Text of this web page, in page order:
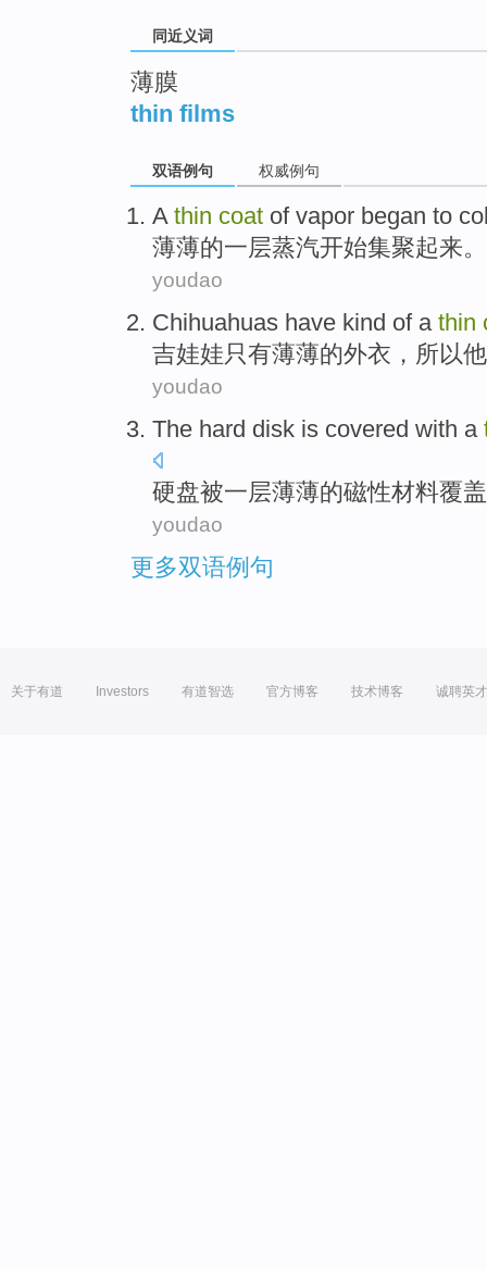
同近义词
薄膜
thin films
双语例句 权威例句
A thin coat of vapor began to
薄薄的一层蒸汽开始集聚起来。
youdao
Chihuahuas have kind of a thin
吉娃娃只有薄薄的外衣 ， 所以
youdao
The hard disk is covered with a
硬盘被一层薄薄的磁性材料覆
youdao
更多双语例句
关于有道 Investors 有道智选 官方博客 技术博客 诚聘英才